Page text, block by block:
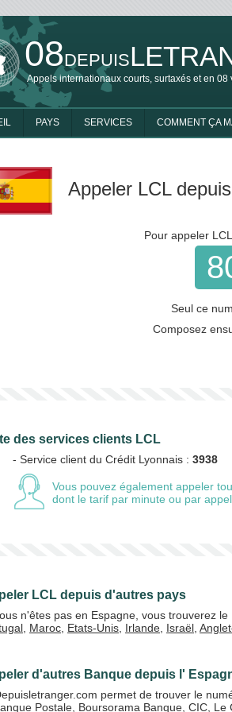
08DEPUIS
Appels internationaux courts, surtaxés et en 08
PAYS SERVICES COMMENT ÇA
Appeler LCL
Pour appeler
Seul ce
Composez
des services clients LCL
- Service client du Crédit Lyonnais : 3938
Vous pouvez également appeler
dont le tarif par minute ou par
LCL depuis d'autres pays
n'êtes pas en Espagne, vous trouverez
Maroc Etats-Unis Irlande Israël
d'autres Banque depuis l'
permet de trouver le
Postale Boursorama Banque CIC Le